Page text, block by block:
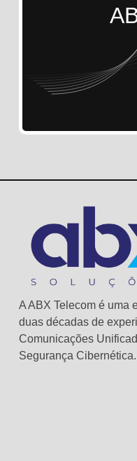
A ABX Telecom é uma
duas décadas de
Comunicações
Segurança Cibernética.